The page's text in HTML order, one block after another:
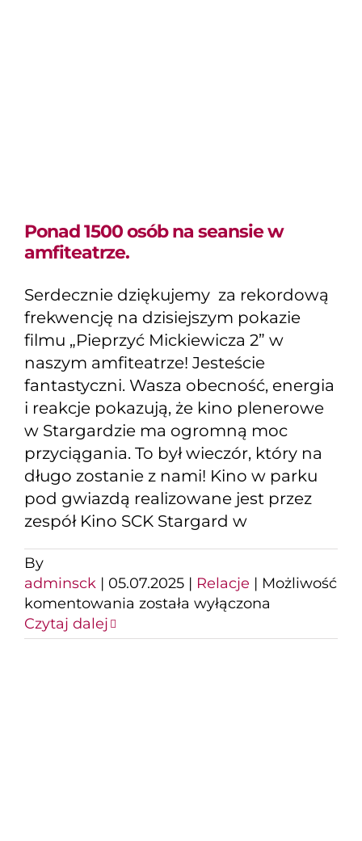
Ponad 1500 osób na seansie w
amfiteatrze.
Serdecznie dziękujemy za rekordową
frekwencję na dzisiejszym pokazie
filmu „Pieprzyć Mickiewicza 2” w
naszym amfiteatrze! Jesteście
fantastyczni. Wasza obecność, energia
i reakcje pokazują, że kino plenerowe
w Stargardzie ma ogromną moc
przyciągania. To był wieczór, który na
długo zostanie z nami! Kino w parku
pod gwiazdą realizowane jest przez
zespół Kino SCK Stargard w
By
adminsck | 05.07.2025 | Relacje | Możliwość
komentowania Ponad
osób
została wyłączona
Czytaj dalej